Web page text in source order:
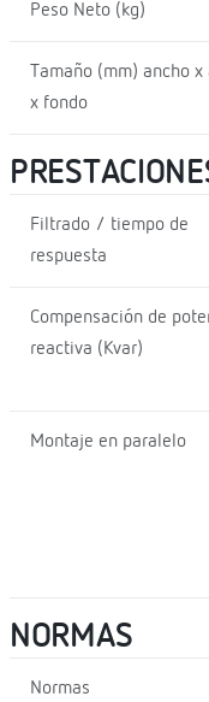
Peso Neto (kg)
Tamaño (mm) ancho x
x fondo
Filtrado / tiempo de
respuesta
Compensación de
reactiva (Kvar)
Montaje en paralelo
NORMAS
Normas